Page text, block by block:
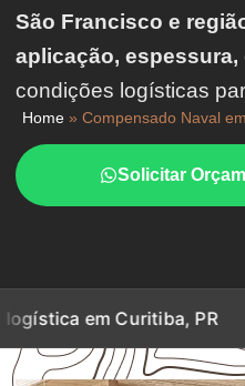
São Francisco e
aplicação, espessura,
condições logísticas
Home» Compensado Naval
Solicitar
Curitiba, PR Base